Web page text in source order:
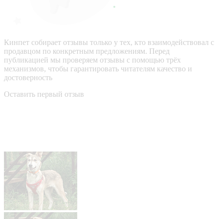
Кинпет собирает отзывы только у тех, кто взаимодействовал с
продавцом по конкретным предложениям. Перед
публикацией мы проверяем отзывы с помощью трёх
механизмов, чтобы гарантировать читателям качество и
достоверность
Оставить первый отзыв